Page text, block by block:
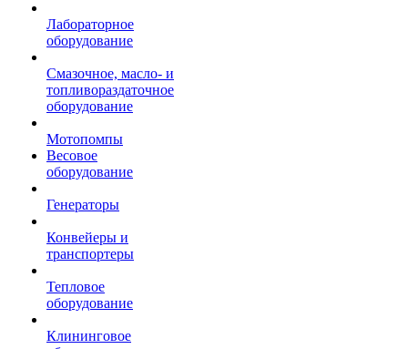
Лабораторное
оборудование
Смазочное, масло- и
топливораздаточное
оборудование
Мотопомпы
Весовое
оборудование
Генераторы
Конвейеры и
транспортеры
Тепловое
оборудование
Клининговое